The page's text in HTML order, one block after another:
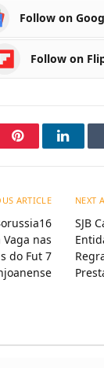
Follow on
Follow on
Pinterest
ARTICLE
nas
do Fut 7
NEXT
SJB